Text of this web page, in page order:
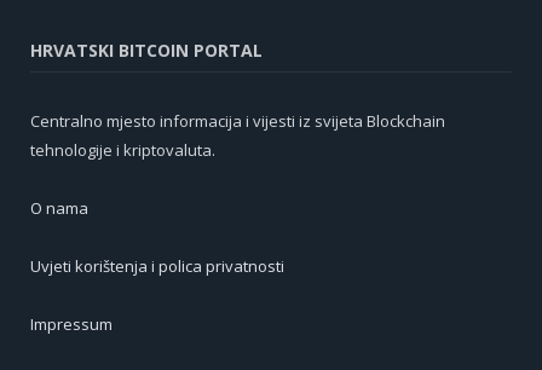
HRVATSKI BITCOIN PORTAL
Centralno mjesto informacija i vijesti iz svijeta Blockchain
tehnologije i kriptovaluta.
O nama
Uvjeti korištenja i polica privatnosti
Impressum